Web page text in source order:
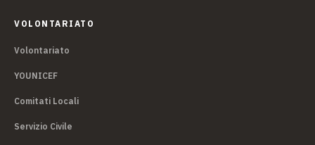
VOLONTARIATO
Volontariato
YOUNICEF
Comitati Locali
Servizio Civile